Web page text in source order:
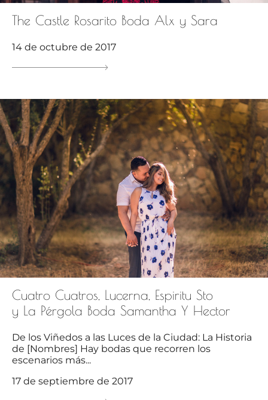
The Castle Rosarito Boda Alx y Sara
14 de octubre de 2017
Cuatro Cuatros, Lucerna, Espiritu Sto
y La Pérgola Boda Samantha Y Hector
De los Viñedos a las Luces de la Ciudad: La Historia
de [Nombres] Hay bodas que recorren los
escenarios más...
17 de septiembre de 2017